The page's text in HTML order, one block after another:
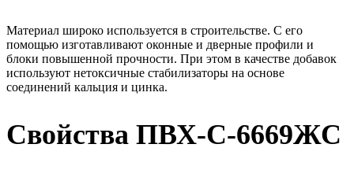
Материал широко используется в строительстве. С его
помощью изготавливают оконные и дверные профили и
блоки повышенной прочности. При этом в качестве добавок
используют нетоксичные стабилизаторы на основе
соединений кальция и цинка.
Свойства ПВХ-С-6669ЖС